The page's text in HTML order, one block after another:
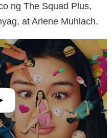
ng The Squad Plus,
at Arlene Muhlach.